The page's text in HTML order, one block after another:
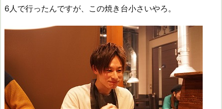
6人で行ったんですが、この焼き台小さいやろ。